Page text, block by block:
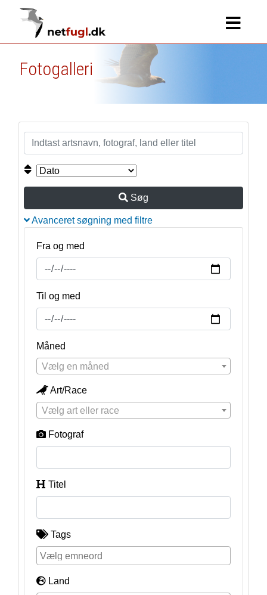
Fotogalleri
Søg
Avanceret søgning med filtre
Fra og med
Til og med
Måned
Vælg en måned
Art/Race
Vælg art eller race
Fotograf
Titel
Tags
Land